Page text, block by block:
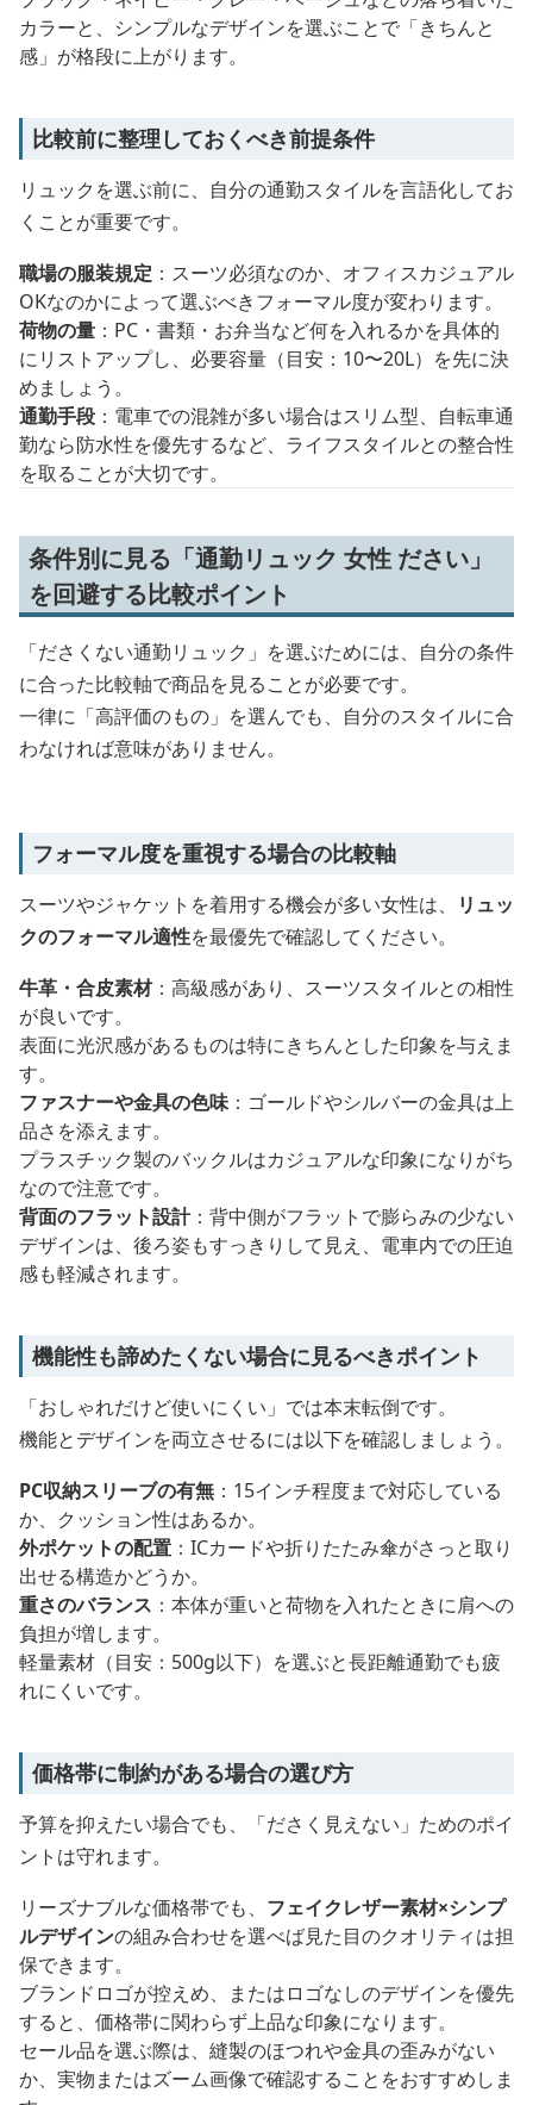
カラーと、シンプルなデザインを選ぶことで「きちんと
感」が格段に上がります。
比較前に整理しておくべき前提条件
リュックを選ぶ前に、自分の通勤スタイルを言語化してお
くことが重要です。
職場の服装規定 ：スーツ必須なのか、オフィスカジュアル
OKなのかによって選ぶべきフォーマル度が変わります。
荷物の量 ：PC・書類・お弁当など何を入れるかを具体的
にリストアップし、必要容量（目安：10〜20L）を先に決
めましょう。
通勤手段 ：電車での混雑が多い場合はスリム型、自転車通
勤なら防水性を優先するなど、ライフスタイルとの整合性
を取ることが大切です。
条件別に見る「通勤リュック 女性 ださい」
を回避する比較ポイント
「ださくない通勤リュック」を選ぶためには、自分の条件
に合った比較軸で商品を見ることが必要です。
一律に「高評価のもの」を選んでも、自分のスタイルに合
わなければ意味がありません。
フォーマル度を重視する場合の比較軸
スーツやジャケットを着用する機会が多い女性は、
リュッ
クのフォーマル適性を最優先で確認してください。
牛革・合皮素材：高級感があり、スーツスタイルとの相性
が良いです。
表面に光沢感があるものは特にきちんとした印象を与えま
す。
ファスナーや金具の色味：ゴールドやシルバーの金具は上
品さを添えます。
プラスチック製のバックルはカジュアルな印象になりがち
なので注意です。
背面のフラット設計：背中側がフラットで膨らみの少ない
デザインは、後ろ姿もすっきりして見え、電車内での圧迫
感も軽減されます。
機能性も諦めたくない場合に見るべきポイント
「おしゃれだけど使いにくい」では本末転倒です。
機能とデザインを両立させるには以下を確認しましょう。
PC収納スリーブの有無 ：15インチ程度まで対応している
か、クッション性はあるか。
外ポケットの配置 ：ICカードや折りたたみ傘がさっと取り
出せる構造かどうか。
重さのバランス ：本体が重いと荷物を入れたときに肩への
負担が増します。
軽量素材（目安：500g以下）を選ぶと長距離通勤でも疲
れにくいです。
価格帯に制約がある場合の選び方
予算を抑えたい場合でも、「ださく見えない」ためのポイ
ントは守れます。
リーズナブルな価格帯でも、 フェイクレザー素材×シンプ
ルデザインの組み合わせを選べば見た目のクオリティは担
保できます。
ブランドロゴが控えめ、またはロゴなしのデザインを優先
すると、価格帯に関わらず上品な印象になります。
セール品を選ぶ際は、縫製のほつれや金具の歪みがない
か、実物またはズーム画像で確認することをおすすめしま